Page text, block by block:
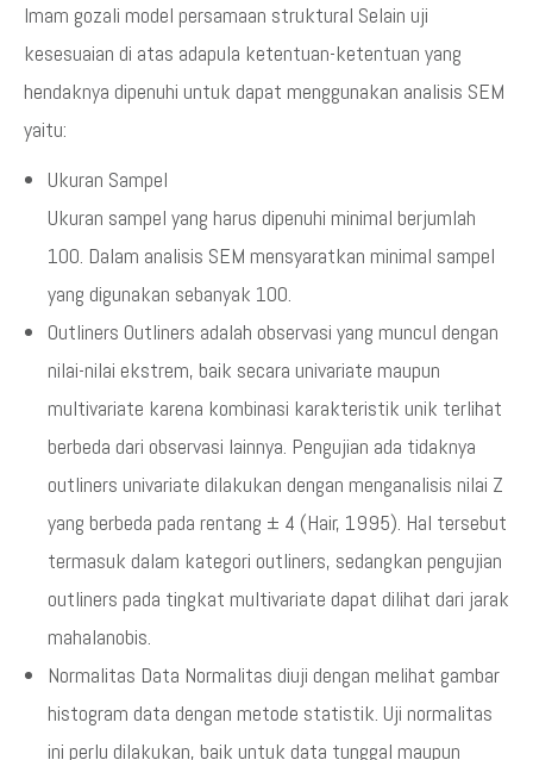
Imam gozali model persamaan struktural Selain uji
kesesuaian di atas adapula ketentuan-ketentuan yang
hendaknya dipenuhi untuk dapat menggunakan analisis SEM
yaitu:
Ukuran Sampel
Ukuran sampel yang harus dipenuhi minimal berjumlah
100. Dalam analisis SEM mensyaratkan minimal sampel
yang digunakan sebanyak 100.
Outliners Outliners adalah observasi yang muncul dengan
nilai-nilai ekstrem, baik secara univariate maupun
multivariate karena kombinasi karakteristik unik terlihat
berbeda dari observasi lainnya. Pengujian ada tidaknya
outliners univariate dilakukan dengan menganalisis nilai Z
yang berbeda pada rentang ± 4 (Hair, 1995). Hal tersebut
termasuk dalam kategori outliners, sedangkan pengujian
outliners pada tingkat multivariate dapat dilihat dari jarak
mahalanobis.
Normalitas Data Normalitas diuji dengan melihat gambar
histogram data dengan metode statistik. Uji normalitas
ini perlu dilakukan, baik untuk data tunggal maupun